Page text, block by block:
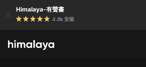
Himalaya-有聲書
4.8k 安裝